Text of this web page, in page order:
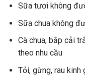
Sữa tươi không
Sữa chua không
Cà chua, bắp cải
theo nhu cầu
Tỏi, gừng, rau kinh